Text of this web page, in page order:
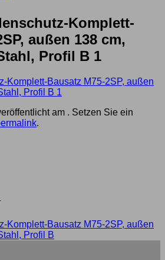
Komplett-
außen 138 cm,
Profil B 1
Komplett-Bausatz M75-2SP, außen
Profil B 1
am . Setzen Sie ein
.
Komplett-Bausatz M75-2SP, außen
Profil B